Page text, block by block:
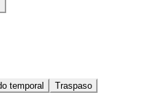
temporal Traspaso